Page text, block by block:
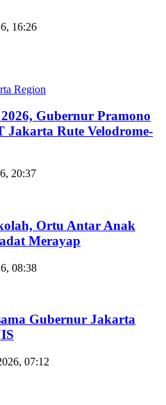
16:26
Region
Gubernur Pramono
Jakarta Rute Velodrome-
20:37
Ortu Antar Anak
Merayap
08:38
Gubernur Jakarta
07:12